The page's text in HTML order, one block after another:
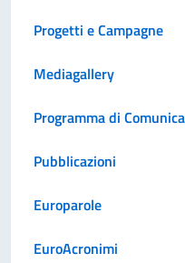
Progetti e Campagne
Mediagallery
Programma di
Pubblicazioni
Europarole
EuroAcronimi